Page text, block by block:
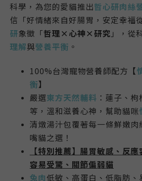
科學，為您的愛貓推出哲心研肉絲
信「好情緒來自好腸胃，安定幸福
研象徵「哲理×心神×研究 」，從
理解與營養平衡 。
100%台灣寵物營養師配方 【
衡】
嚴選東方天然輔料 ：蓮子、
等， 溫和滋養心神，幫助貓咪
清燉湯汁包覆著每一條鮮嫩肉
嘴貓之選！
【特別推薦】 腸胃敏感、反應
容易受驚、關節偏弱貓
兔肉低敏、高蛋白、低脂肪